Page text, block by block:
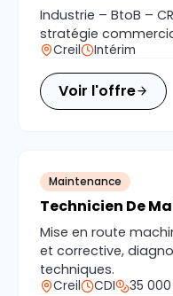
Industrie – BtoB –
stratégie
Creil Intérim
Voir l'offre
Maintenance
Technicien De
Mise en route
et corrective,
techniques.
Creil CDI 35